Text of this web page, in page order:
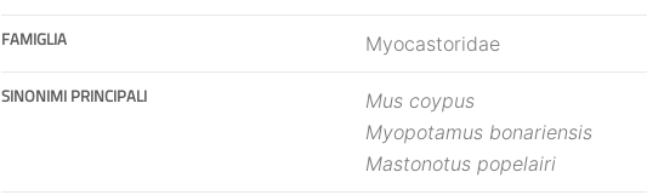
FAMIGLIA Myocastoridae
SINONIMI PRINCIPALI
Mus coypus
Myopotamus bonariensis
Mastonotus popelairi